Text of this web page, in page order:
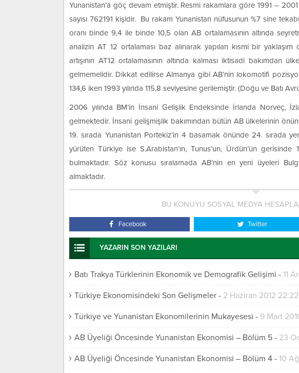
Yunanistan’a göç devam etmiştir. Resmi rakamlara göre 1991 – 2001
sayısı 762191 kişidir. Bu rakam Yunanistan nüfusunun %7 sine
oranı binde 9,4 ile binde 10,5 olan AB ortalamasının altında
analizin AT 12 ortalaması baz alınarak yapılan kısmi bir
artışının AT12 ortalamasının altında kalması iktisadi bakımdan
gelmemelidir. Dikkat edilirse Almanya gibi AB’nin lokomotifi
134,6 iken 1993 yılında 115,8 seviyesine gerilemiştir. (Doğu ve Batı
2006 yılında BM’in İnsani Gelişlik Endeksinde İrlanda Norveç,
gelmektedir. İnsani gelişmişlik bakımından bütün AB ülkelerinin
19. sırada Yunanistan Portekiz’in 4 basamak önünde 24. sırada
yürüten Türkiye ise S.Arabistan’ın, Tunus’un, Ürdün’ün
bulmaktadır. Söz konusu sıralamada AB’nin en yeni üyeleri
almaktadır.
BU KONUYU SOSYAL MEDYA
Facebook Twitter
YAZARIN SON YAZILARI
Batı Trakya Türklerinin Ekonomik ve Demografik Gelişimi - 11
Türkiye Ekonomisindeki Son Gelişmeler - 2 Haziran 2012 22:22
Türkiye ve Yunanistan Ekonomilerinin Mukayesesi - 9 Mart
AB Üyeliği Öncesinde Yunanistan Ekonomisi – Bölüm 5 - 23
AB Üyeliği Öncesinde Yunanistan Ekonomisi – Bölüm 4 - 10